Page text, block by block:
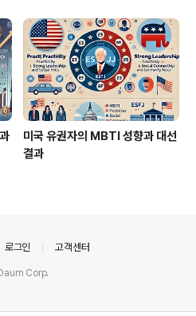
미국 유권자의 MBTI 성향과 대선
결과
로그인 고객센터
Corp.